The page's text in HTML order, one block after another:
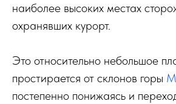
наиболее высоких местах
охранявших курорт.
Это относительно небольшое
простирается от склонов горы
постепенно понижаясь и